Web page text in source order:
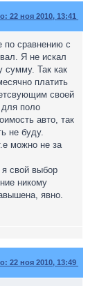
22 ноя 2010, 13:41
по сравнению с
Я не искал
сумму. Так как
платить
своей
поло
авто, так
не буду.
можно не за
свой выбор
никому
явно.
22 ноя 2010, 13:49